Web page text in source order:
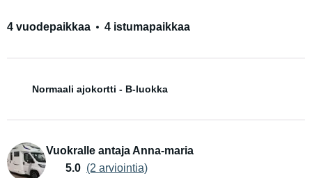
4 vuodepaikkaa 4 istumapaikkaa
Normaali ajokortti - B-luokka
Vuokralle antaja Anna-maria
5.0 (2 arviointia)